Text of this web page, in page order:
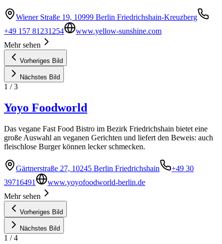
Wiener Straße 19, 10999 Berlin Friedrichshain-Kreuzberg
+49 157 81231254
www.yellow-sunshine.com
Mehr sehen
Vorheriges Bild
Nächstes Bild
1 /3
Yoyo Foodworld
Das vegane Fast Food Bistro im Bezirk Friedrichshain bietet eine
große Auswahl an veganen Gerichten und liefert den Beweis: auch
fleischlose Burger können lecker schmecken.
Gärtnerstraße 27, 10245 Berlin Friedrichshain
+49 30
39716491
www.yoyofoodworld-berlin.de
Mehr sehen
Vorheriges Bild
Nächstes Bild
1 /4